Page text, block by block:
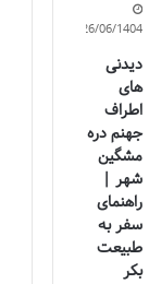
26/06/1404
دیدنی
های
اطراف
جهنم دره
مشگین
شهر |
راهنمای
سفر به
طبیعت
بکر